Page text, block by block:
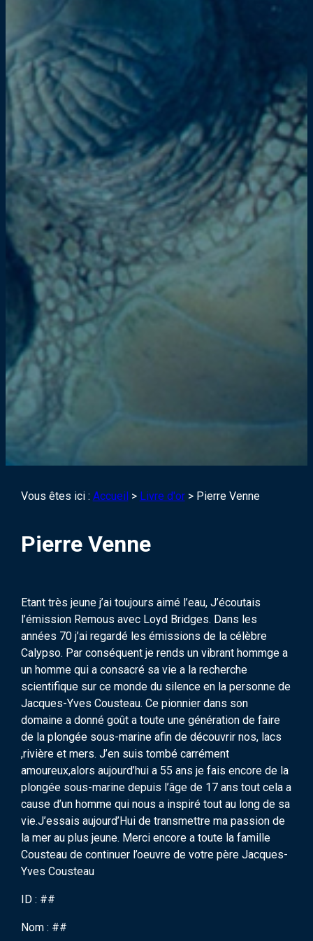
Vous êtes ici : Accueil> Livre d'or> Pierre Venne
Pierre Venne
Etant très jeune j’ai toujours aimé l’eau, J’écoutais
l’émission Remous avec Loyd Bridges. Dans les
années 70 j’ai regardé les émissions de la célèbre
Calypso. Par conséquent je rends un vibrant hommge a
un homme qui a consacré sa vie a la recherche
scientifique sur ce monde du silence en la personne de
Jacques-Yves Cousteau. Ce pionnier dans son
domaine a donné goût a toute une génération de faire
de la plongée sous-marine afin de découvrir nos, lacs
,rivière et mers. J’en suis tombé carrément
amoureux,alors aujourd’hui a 55 ans je fais encore de la
plongée sous-marine depuis l’âge de 17 ans tout cela a
cause d’un homme qui nous a inspiré tout au long de sa
vie.J’essais aujourd’Hui de transmettre ma passion de
la mer au plus jeune. Merci encore a toute la famille
Cousteau de continuer l’oeuvre de votre père Jacques-
Yves Cousteau
ID : ##
Nom : ##